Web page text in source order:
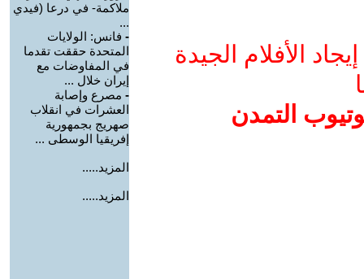
الأفلام الجيدة
التمدن
ملاكمة- في درعا (فيدي
...
- فانس: الولايات
المتحدة حققت تقدما
في المفاوضات مع
إيران خلال ...
- مصرع وإصابة
العشرات في انقلاب
صهريج بجمهورية
إفريقيا الوسطى ...
المزيد.....
المزيد.....